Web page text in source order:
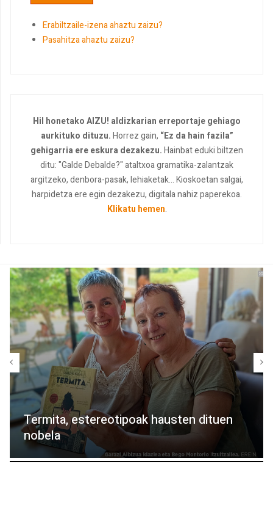
Erabiltzaile-izena ahaztu zaizu?
Pasahitza ahaztu zaizu?
Hil honetako AIZU! aldizkarian erreportaje gehiago
aurkituko dituzu.Horrez gain, “Ez da hain fazila”
gehigarria ere eskura dezakezu.Hainbat eduki biltzen
ditu: "Galde Debalde?" ataltxoa gramatika-zalantzak
argitzeko, denbora-pasak, lehiaketak... Kioskoetan salgai,
harpidetza ere egin dezakezu, digitala nahiz paperekoa.
Klikatu hemen.
Termita, estereotipoak hausten dituen
nobela